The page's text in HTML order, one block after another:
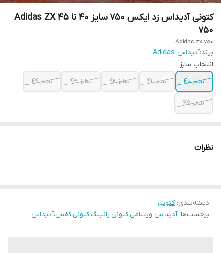
کتونی آدیداس زد ایکس 750 سایز ۴۰ تا ۴۵ Adidas ZX
750
Adidas zx 750
برند:آدیداس-Adidas
انتخاب سایز
سایز ۴۰
سایز ۴۱ سایز ۴۲ سایز ۴۳ سایز ۴۴
سایز ۴۵
نظرات
دسته‌بندی:کتونی
برچسب‌ها :آدیداس ویتنامی،کتونی رانینگ،کتونی،کفش،آدیداس